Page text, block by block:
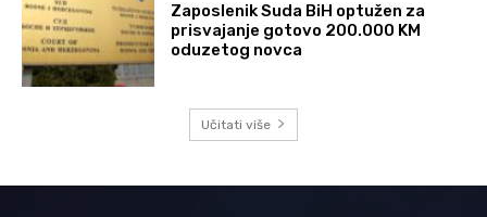
Zaposlenik Suda BiH optužen za
prisvajanje gotovo 200.000 KM
oduzetog novca
Učitati više